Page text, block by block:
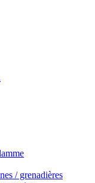
/ grenadières